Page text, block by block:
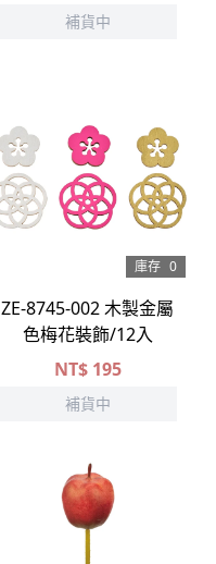
補貨中
庫存 0
ZE-8745-002 木製金屬
色梅花裝飾/12入
NT$195
補貨中